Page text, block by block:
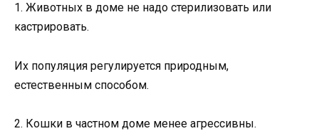
1. Животных в доме не надо стерилизовать или
кастрировать.
Их популяция регулируется природным,
естественным способом.
2. Кошки в частном доме менее агрессивны.